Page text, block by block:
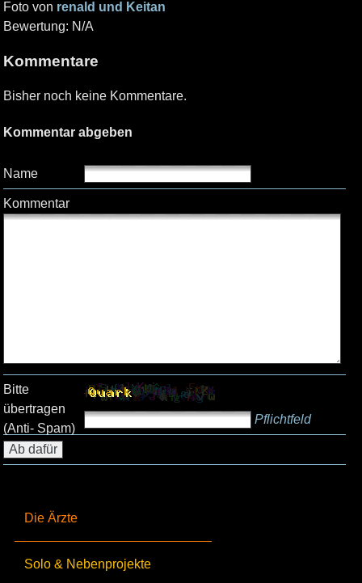
Die Ärzte
Solo & Nebenprojekte
Foto von renald und Keitan
Bewertung: N/A
Kommentare
Bisher noch keine Kommentare.
Kommentar abgeben
Name
Kommentar
Bitte
übertragen
(Anti- Spam)
Pflichtfeld